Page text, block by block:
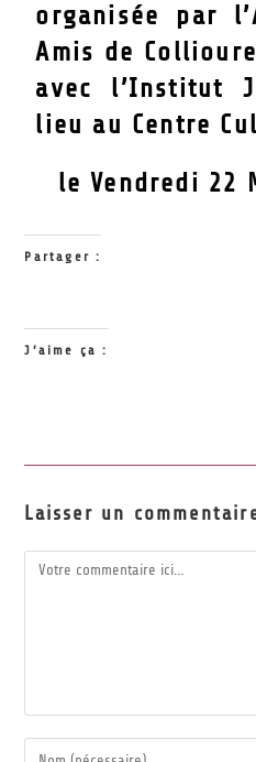
organisée par
Amis de
avec l’Institut
lieu au Centre
le Vendredi 22
Partager :
J’aime ça :
Laisser un